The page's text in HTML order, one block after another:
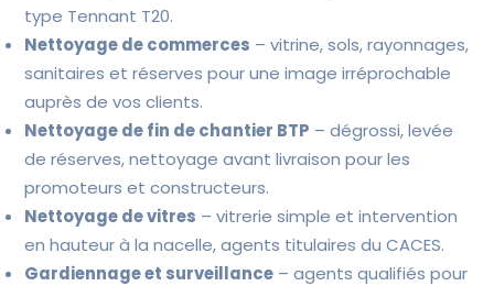
type Tennant T20.
Nettoyage de commerces – vitrine, sols, rayonnages,
sanitaires et réserves pour une image irréprochable
auprès de vos clients.
Nettoyage de fin de chantier BTP – dégrossi, levée
de réserves, nettoyage avant livraison pour les
promoteurs et constructeurs.
Nettoyage de vitres – vitrerie simple et intervention
en hauteur à la nacelle, agents titulaires du CACES.
Gardiennage et surveillance – agents qualifiés pour